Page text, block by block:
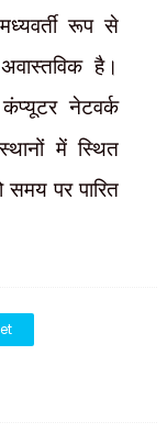
रूप से
है।
नेटवर्क
में स्थित
पर पारित